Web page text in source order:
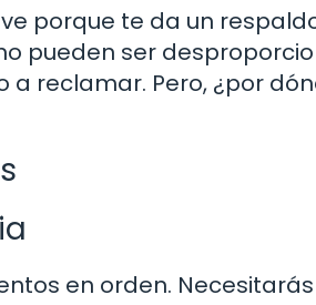
porque te da un
pueden ser
a reclamar. Pero, ¿por
en orden.